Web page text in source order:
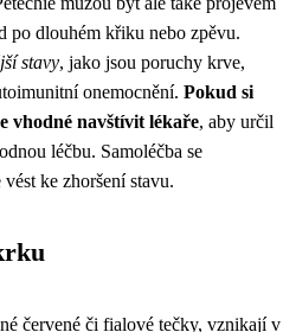
po dlouhém křiku nebo zpěvu.
stavy, jako jsou poruchy krve,
onemocnění. Pokud si
vhodné navštívit lékaře, aby určil
léčbu. Samoléčba se
ke zhoršení stavu.
červené či fialové tečky, vznikají v